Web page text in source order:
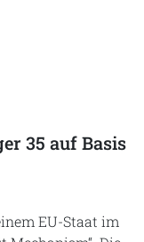
35 auf Basis
EU-Staat im